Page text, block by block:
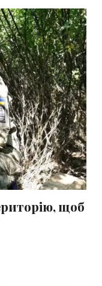
щоб